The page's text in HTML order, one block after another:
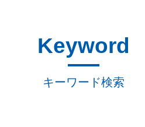
Keyword
キーワード検索